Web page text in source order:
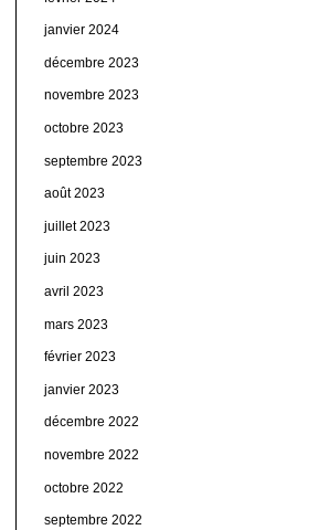
janvier 2024
décembre 2023
novembre 2023
octobre 2023
septembre 2023
août 2023
juillet 2023
juin 2023
avril 2023
mars 2023
février 2023
janvier 2023
décembre 2022
novembre 2022
octobre 2022
septembre 2022